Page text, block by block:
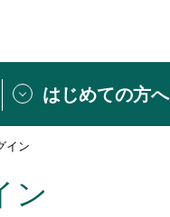
はじめての方へ
登録
イン
ン